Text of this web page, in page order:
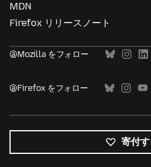
MDN
Firefox リリースノート
@Mozilla をフォロー
@Firefox をフォロー
寄付